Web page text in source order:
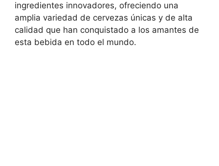
ingredientes innovadores, ofreciendo una
amplia variedad de cervezas únicas y de alta
calidad que han conquistado a los amantes de
esta bebida en todo el mundo.